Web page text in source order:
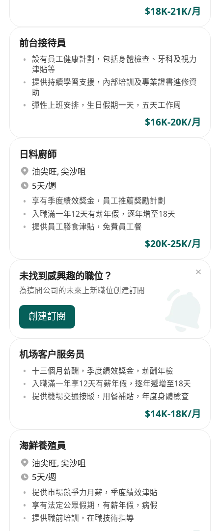
$18K-21K/月
前台接待員
設有員工健康計劃，包括身體檢查、牙科及視力
津貼等
提供持續學習支援，內部培訓及專業證書進修資
助
彈性上班安排，生日假期一天，五天工作周
$16K-20K/月
日料廚師
油尖旺, 尖沙咀
5天/週
享有季度績效獎金，員工推薦獎勵計劃
入職滿一年12天有薪年假，逐年增至18天
提供員工膳食津貼，免費員工餐
$20K-25K/月
未找到感興趣的職位？
為這間公司的未來上新職位創建訂閱
創建訂閱
机场客户服务员
十三個月薪酬，季度績效獎金，薪酬年檢
入職滿一年享12天有薪年假，逐年遞增至18天
提供機場交通接駁，用餐補貼，年度身體檢查
$14K-18K/月
海鮮養殖員
油尖旺, 尖沙咀
5天/週
提供市場競爭力月薪，季度績效津貼
享有法定公眾假期，有薪年假，病假
提供職前培訓，在職技術指導